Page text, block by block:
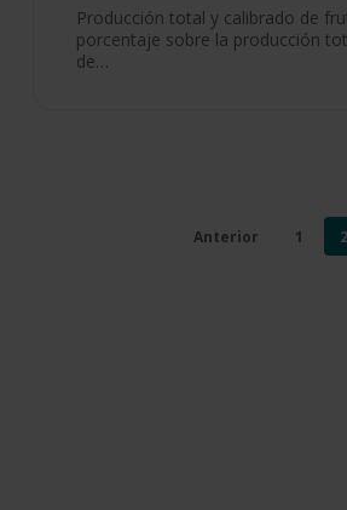
Producción total y calibrado de
porcentaje sobre la producción
de…
Anterior 1 2